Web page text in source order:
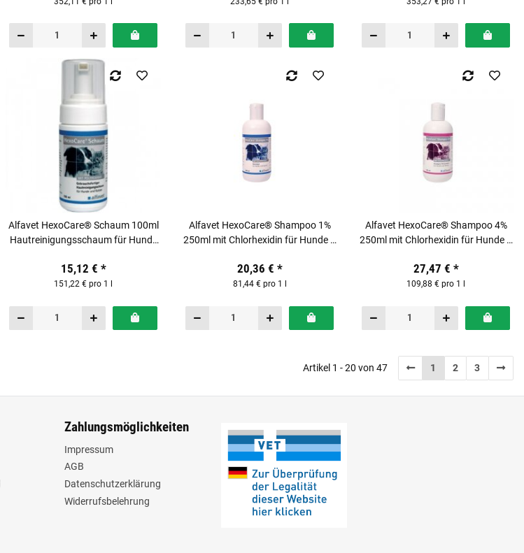
Alfavet HexoCare® Schaum 100ml
Hautreinigungsschaum für Hunde
15,12 € *
151,22 € pro 1 l
Alfavet HexoCare® Shampoo 1%
250ml mit Chlorhexidin für Hunde &
20,36 € *
81,44 € pro 1 l
Alfavet HexoCare® Shampoo 4%
250ml mit Chlorhexidin für Hunde &
27,47 € *
109,88 € pro 1 l
Artikel 1 - 20 von 47 1 2 3
Zahlungsmöglichkeiten
Impressum
AGB
Datenschutzerklärung
Widerrufsbelehrung